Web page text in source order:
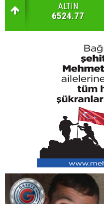
ALTIN
6524.77